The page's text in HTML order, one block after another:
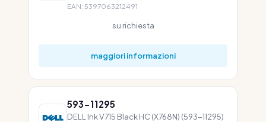
EAN: 5397063212491
su richiesta
maggiori informazioni
593-11295
DELL Ink V715 Black HC (X768N) (593-11295)